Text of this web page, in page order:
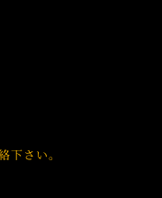
下さい。